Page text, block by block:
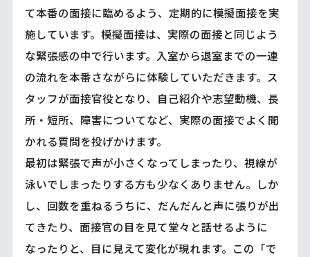
て本番の面接に臨めるよう、定期的に模擬面接を実
施しています。模擬面接は、実際の面接と同じよう
な緊張感の中で行います。入室から退室までの一連
の流れを本番さながらに体験していただきます。ス
タッフが面接官役となり、自己紹介や志望動機、長
所・短所、障害についてなど、実際の面接でよく聞
かれる質問を投げかけます。
最初は緊張で声が小さくなってしまったり、視線が
泳いでしまったりする方も少なくありません。しか
し、回数を重ねるうちに、だんだんと声に張りが出
てきたり、面接官の目を見て堂々と話せるように
なったりと、目に見えて変化が現れます。この「で